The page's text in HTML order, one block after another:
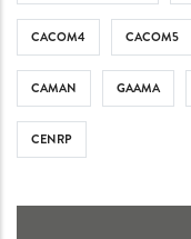
CACOM4 CACOM5
CAMAN GAAMA
CENRP